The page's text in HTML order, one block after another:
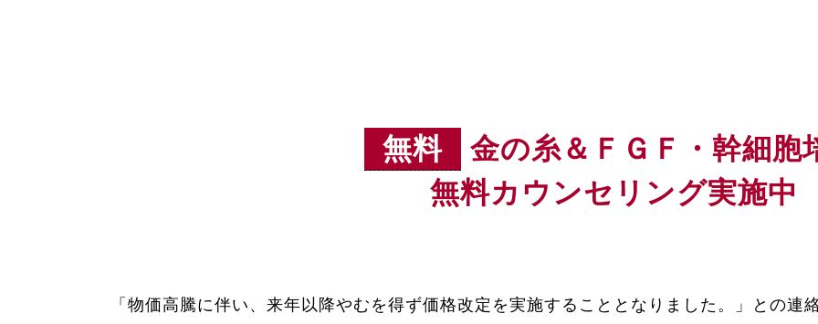
無料
金の糸＆ＦＧＦ・幹細胞
無料カウンセリング実施中
「物価高騰に伴い、来年以降やむを得ず価格改定を実施することとなりました。」との連